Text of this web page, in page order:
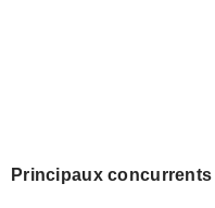
Principaux concurrents